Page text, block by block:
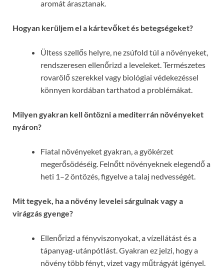
aromát árasztanak.
Hogyan kerüljem el a kártevőket és betegségeket?
Ültess szellős helyre, ne zsúfold túl a növényeket,
rendszeresen ellenőrizd a leveleket. Természetes
rovarölő szerekkel vagy biológiai védekezéssel
könnyen kordában tarthatod a problémákat.
Milyen gyakran kell öntözni a mediterrán növényeket
nyáron?
Fiatal növényeket gyakran, a gyökérzet
megerősödéséig. Felnőtt növényeknek elegendő a
heti 1–2 öntözés, figyelve a talaj nedvességét.
Mit tegyek, ha a növény levelei sárgulnak vagy a
virágzás gyenge?
Ellenőrizd a fényviszonyokat, a vízellátást és a
tápanyag-utánpótlást. Gyakran ez jelzi, hogy a
növény több fényt, vizet vagy műtrágyát igényel.